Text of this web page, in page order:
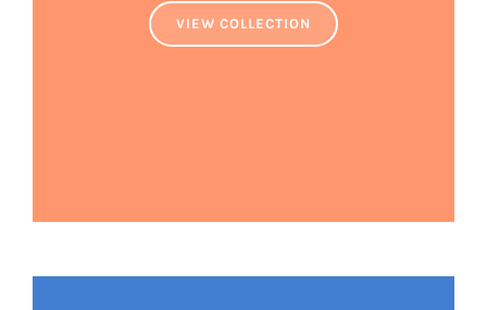
VIEW COLLECTION